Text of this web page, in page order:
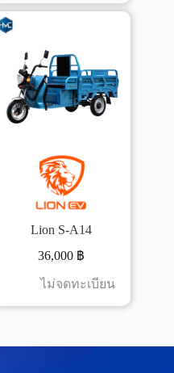
Lion S-A14
36,000 ฿
ไม่จดทะเบียน